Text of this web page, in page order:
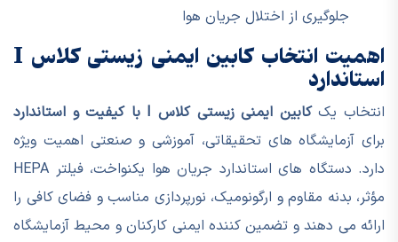
جلوگیری از اختلال جریان هوا
اهمیت انتخاب کابین ایمنی زیستی کلاس I
استاندارد
انتخاب یککابین ایمنی زیستی کلاس I با کیفیت و استاندارد
برای آزمایشگاه های تحقیقاتی، آموزشی و صنعتی اهمیت ویژه
دارد. دستگاه های استاندارد جریان هوا یکنواخت، فیلتر HEPA
مؤثر، بدنه مقاوم و ارگونومیک، نورپردازی مناسب و فضای کافی را
ارائه می دهند و تضمین کننده ایمنی کارکنان و محیط آزمایشگاه